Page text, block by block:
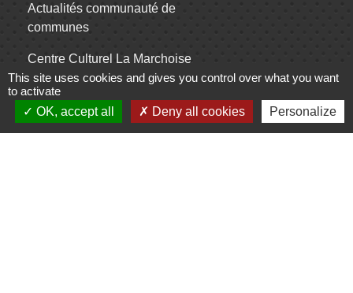
Actualités communauté de
communes
Centre Culturel La Marchoise
C.P.A. Lathus
This site uses cookies and gives you control over what you want
to activate
OK, accept all
Deny all cookies Personalize